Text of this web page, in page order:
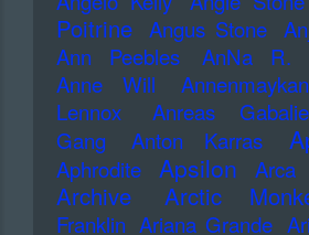
Poitrine Angus Stone
Ann Peebles
AnNa R.
Anne Will
Lennox
Anreas
Gang
Anton Karras
Aphrodite Apsilon Arca
Archive Arctic
Franklin Ariana Grande